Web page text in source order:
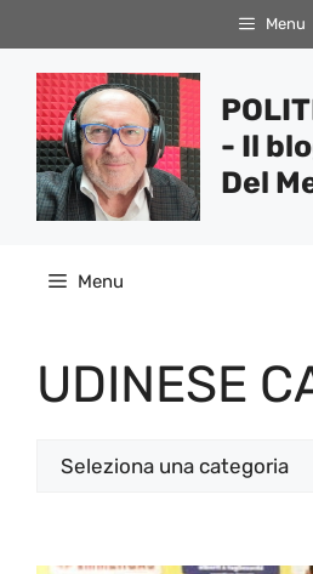
al
contenuto
Menu
- Il
Del
Menu
UDINESE
Categorie